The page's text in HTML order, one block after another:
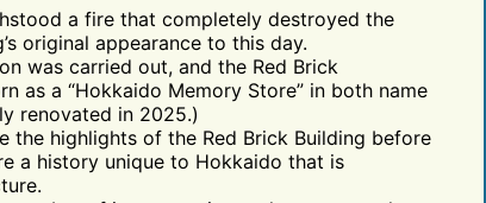
a fire that completely destroyed the
original appearance to this day.
was carried out, and the Red Brick
as a “Hokkaido Memory Store” in both name
renovated in 2025.)
the highlights of the Red Brick Building before
a history unique to Hokkaido that is